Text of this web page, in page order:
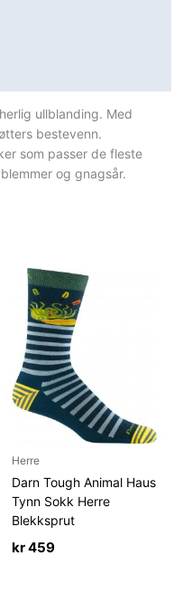
ullblanding. Med
bestevenn.
som passer de fleste
og gnagsår.
Herre
Darn Tough Animal Haus
Tynn Sokk Herre
Blekksprut
kr459